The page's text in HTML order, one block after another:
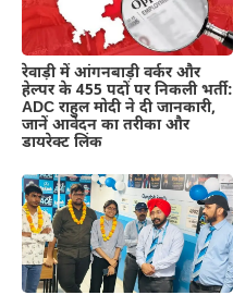
रेवाड़ी में आंगनबाड़ी वर्कर और
हेल्पर के 455 पदों पर निकली भर्ती:
ADC राहुल मोदी ने दी जानकारी,
जानें आवेदन का तरीका और
डायरेक्ट लिंक